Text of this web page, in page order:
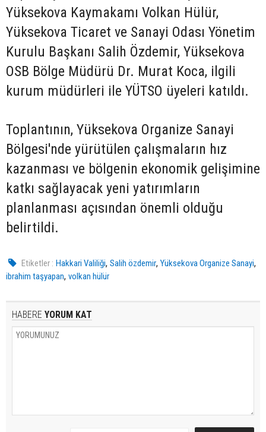
Yüksekova Kaymakamı Volkan Hülür,
Yüksekova Ticaret ve Sanayi Odası Yönetim
Kurulu Başkanı Salih Özdemir, Yüksekova
OSB Bölge Müdürü Dr. Murat Koca, ilgili
kurum müdürleri ile YÜTSO üyeleri katıldı.
Toplantının, Yüksekova Organize Sanayi
Bölgesi'nde yürütülen çalışmaların hız
kazanması ve bölgenin ekonomik gelişimine
katkı sağlayacak yeni yatırımların
planlanması açısından önemli olduğu
belirtildi.
Etiketler : Hakkari Valiliği,Salih özdemir,Yüksekova Organize Sanayi,
ibrahim taşyapan, volkan hülür
HABERE YORUM KAT